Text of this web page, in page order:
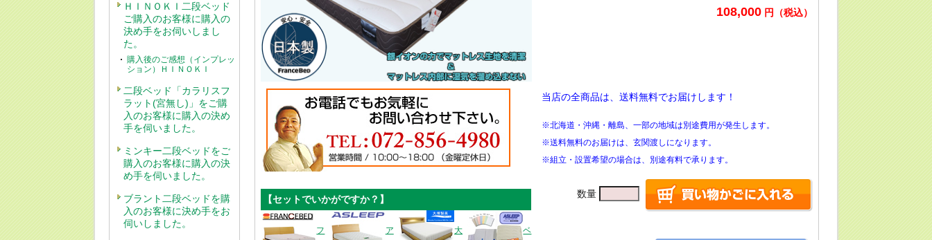
ＨＩＮＯＫＩ二段ベッド
ご購入のお客様に購入の
決め手をお伺いしまし
た。
購入後のご感想（インプレッ
ション）ＨＩＮＯＫＩ
二段ベッド「カラリスフ
ラット(宮無し)」をご購
入のお客様に購入の決め
手を伺いました。
ミンキー二段ベッドをご
購入のお客様に購入の決
め手を伺いました。
ブラント二段ベッドを購
入のお客様に決め手をお
伺いしました。
108,000円（税込）
【セットでいかがですか？】
フ ア 大 ベ
当店の全商品は、送料無料でお届けします！
※北海道・沖縄・離島、一部の地域は別途費用が発生します。
※送料無料のお届けは、玄関渡しになります。
※組立・設置希望の場合は、別途有料で承ります。
数量